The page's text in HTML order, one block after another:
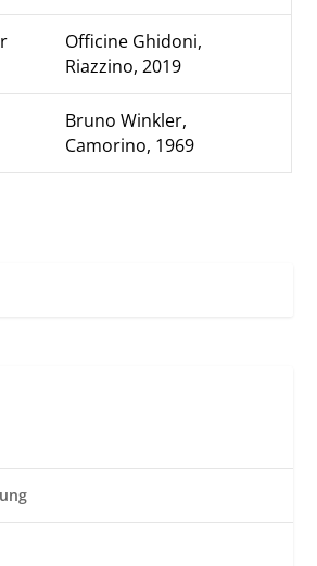
Officine Ghidoni,
Riazzino, 2019
Bruno Winkler,
Camorino, 1969